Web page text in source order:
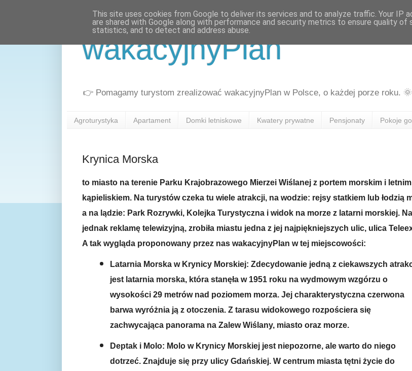
wakacyjnyPlan
👉 Pomagamy turystom zrealizować wakacyjnyPlan w Polsce, o każdej porze roku. 🌞
Agroturystyka Apartament Domki letniskowe Kwatery prywatne Pensjonaty Pokoje
Krynica Morska
to miasto na terenie Parku Krajobrazowego Mierzei Wiślanej z portem morskim i letnim
kąpieliskiem. Na turystów czeka tu wiele atrakcji, na wodzie: rejsy statkiem lub łodzią
a na lądzie: Park Rozrywki, Kolejka Turystyczna i widok na morze z latarni morskiej.
jednak reklamę telewizyjną, zrobiła miastu jedna z jej najpiękniejszych ulic, ulica
A tak wygląda proponowany przez nas wakacyjnyPlan w tej miejscowości:
Latarnia Morska w Krynicy Morskiej: Zdecydowanie jedną z ciekawszych
jest latarnia morska, która stanęła w 1951 roku na wydmowym wzgórzu o
wysokości 29 metrów nad poziomem morza. Jej charakterystyczna czerwona
barwa wyróżnia ją z otoczenia. Z tarasu widokowego rozpościera się
zachwycająca panorama na Zalew Wiślany, miasto oraz morze.
Deptak i Molo: Molo w Krynicy Morskiej jest niepozorne, ale warto do niego
dotrzeć. Znajduje się przy ulicy Gdańskiej. W centrum miasta tętni życie do
This site uses cookies from Google to deliver its services and to analyze traffic. Your IP
are shared with Google along with performance and security metrics to ensure quality of
statistics, and to detect and address abuse.